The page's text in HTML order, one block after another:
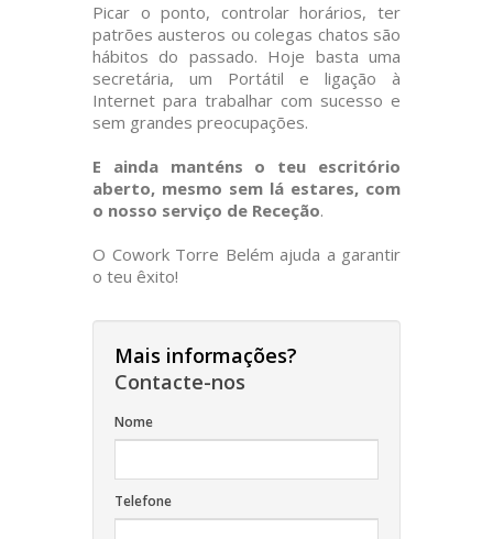
Picar o ponto, controlar horários, ter
patrões austeros ou colegas chatos são
hábitos do passado. Hoje basta uma
secretária, um Portátil e ligação à
Internet para trabalhar com sucesso e
sem grandes preocupações.
E ainda manténs o teu escritório
aberto, mesmo sem lá estares, com
o nosso serviço de Receção.
O Cowork Torre Belém ajuda a garantir
o teu êxito!
Mais informações?
Contacte-nos
Nome
Telefone